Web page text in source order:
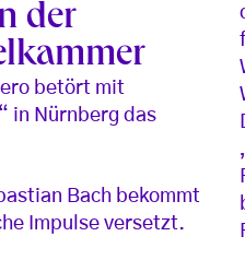
der
betört mit
in Nürnberg das
Bach bekommt
Impulse versetzt.